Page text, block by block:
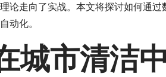
走向了实战。本文将探讨如何通
动化。
城市清洁